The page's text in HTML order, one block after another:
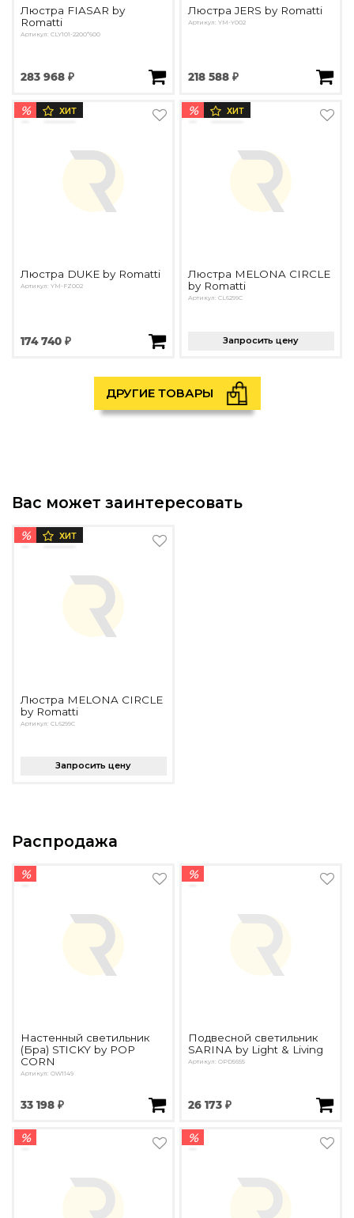
Люстра FIASAR by
Romatti
Артикул: CLY101-2200*600
283 968 ₽
Люстра JERS by Romatti
Артикул: YM-Y002
218 588 ₽
% ХИТ
Люстра DUKE by Romatti
Артикул: YM-FZ002
174 740 ₽
% ХИТ
Люстра MELONA CIRCLE
by Romatti
Артикул: CL6299C
Запросить цену
ДРУГИЕ ТОВАРЫ
Вас может заинтересовать
% ХИТ
Люстра MELONA CIRCLE
by Romatti
Артикул: CL6299C
Запросить цену
Распродажа
%
Настенный светильник
(Бра) STICKY by POP
CORN
Артикул: OW1149
33 198 ₽
%
Подвесной светильник
SARINA by Light & Living
Артикул: OPD5655
26 173 ₽
% %